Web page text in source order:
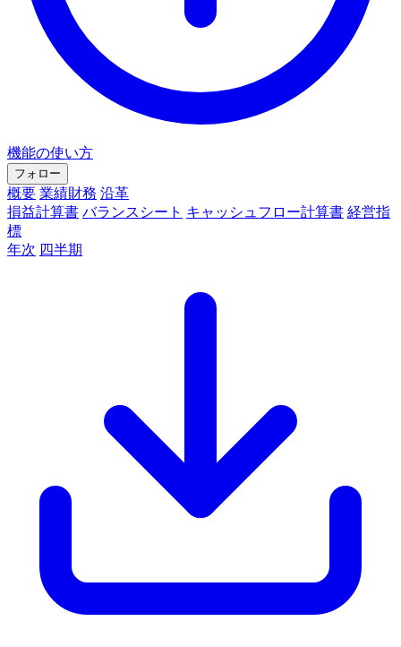
機能の使い方
フォロー
概要 業績財務 沿革
損益計算書 バランスシート キャッシュフロー計算書 経営指
標
年次 四半期